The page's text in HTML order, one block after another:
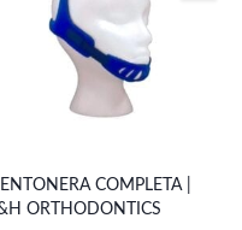
COMPLETA |
ORTHODONTICS